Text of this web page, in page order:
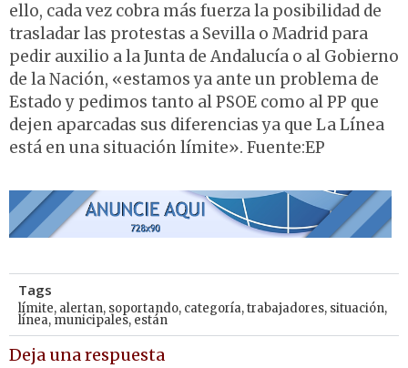
ello, cada vez cobra más fuerza la posibilidad de
trasladar las protestas a Sevilla o Madrid para
pedir auxilio a la Junta de Andalucía o al Gobierno
de la Nación, «estamos ya ante un problema de
Estado y pedimos tanto al PSOE como al PP que
dejen aparcadas sus diferencias ya que La Línea
está en una situación límite». Fuente:EP
Tags
límite, alertan, soportando, categoría,trabajadores, situación,
línea, municipales, están
Deja una respuesta